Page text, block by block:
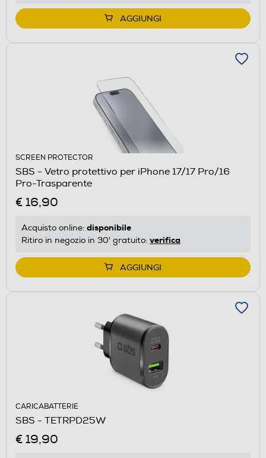
AGGIUNGI
SCREEN PROTECTOR
SBS - Vetro protettivo per iPhone 17/17 Pro/16
Pro-Trasparente
€ 16,90
Acquisto online: disponibile
Ritiro in negozio in 30' gratuito: verifica
AGGIUNGI
CARICABATTERIE
SBS - TETRPD25W
€ 19,90